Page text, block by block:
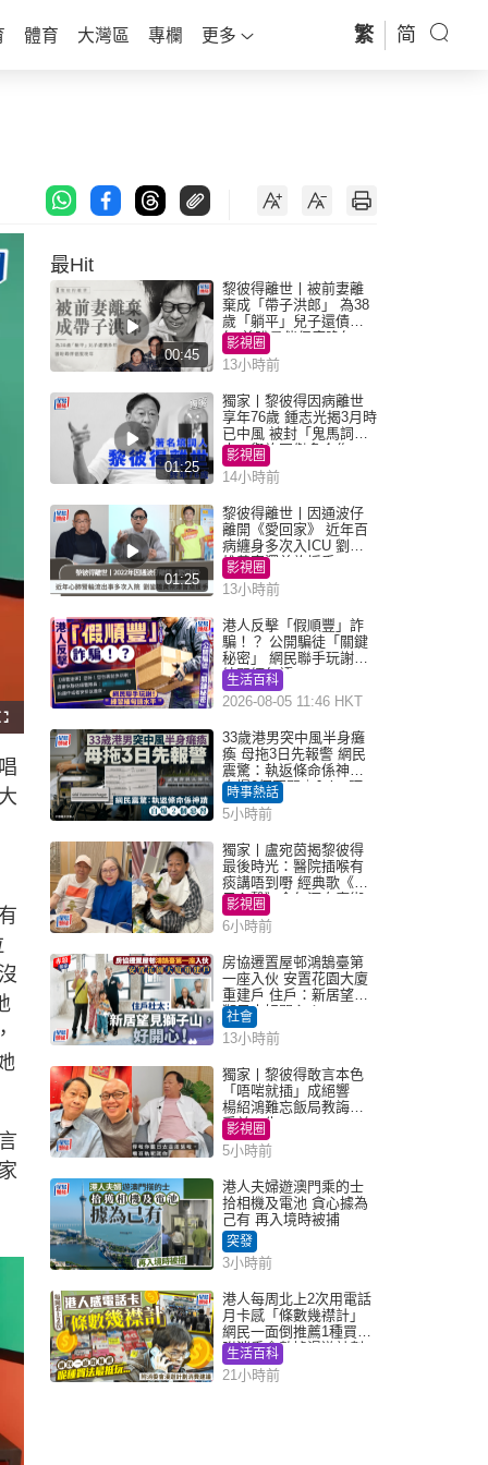
體育 大灣區 專欄 更多 繁 简
F
u
s
c
e
最Hit
00:45
黎彼得離世丨被前妻離
棄成「帶子洪郎」 為38
歲「躺平」兒子還債多
年 曾盼尋伴侶度晚年
影視圈
13小時前
01:25
獨家丨黎彼得因病離世
享年76歲 鍾志光揭3月時
已中風 被封「鬼馬詞
人」與許冠傑多合作
影視圈
14小時前
01:25
黎彼得離世丨因通波仔
離開《愛回家》 近年百
病纏身多次入ICU 劉鑾
雄黃宗澤曾施援手
影視圈
13小時前
港人反擊「假順豐」詐
騙！？ 公開騙徒「關鍵
秘密」 網民聯手玩謝：
練習緬甸語
生活百科
2026-08-05 11:46 HKT
33歲港男突中風半身癱
瘓 母拖3日先報警 網民
震驚：執返條命係神蹟
自爆2個惡習｜Juicy叮
時事熱話
5小時前
獨家丨盧宛茵揭黎彼得
最後時光：醫院插喉有
痰講唔到嘢 經典歌《浪
子心聲》金句源自廟街
睇相佬
影視圈
6小時前
房協遷置屋邨鴻鵠臺第
一座入伙 安置花園大廈
重建戶 住戶：新居望見
獅子山好開心！
社會
13小時前
獨家丨黎彼得敢言本色
「唔啱就插」成絕響
楊紹鴻難忘飯局教誨：
受益一生
影視圈
5小時前
港人夫婦遊澳門乘的士
拾相機及電池 貪心據為
己有 再入境時被捕
突發
3小時前
港人每周北上2次用電話
月卡感「條數幾襟計」
網民一面倒推薦1種買法
附消委會數據漫遊計劃
消費提示
生活百科
21小時前